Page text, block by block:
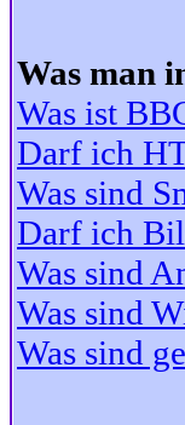
Was man
Was ist
Darf ich
Was sind
Darf ich
Was sind
Was sind
Was sind